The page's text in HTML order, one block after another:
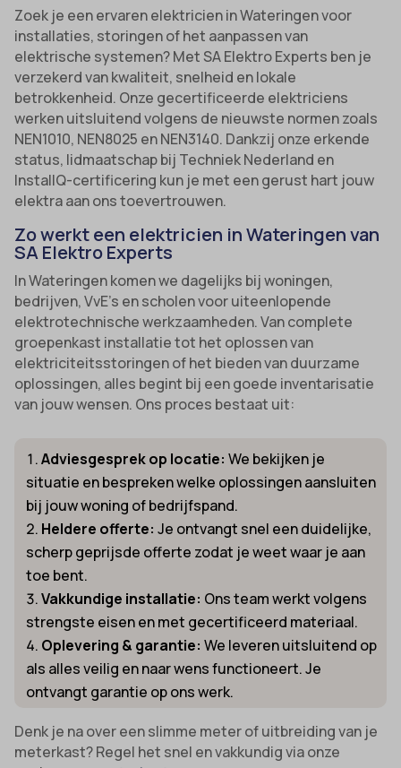
Zoek je een ervaren elektricien in Wateringen voor
installaties, storingen of het aanpassen van
elektrische systemen? Met SA Elektro Experts ben je
verzekerd van kwaliteit, snelheid en lokale
betrokkenheid. Onze gecertificeerde elektriciens
werken uitsluitend volgens de nieuwste normen zoals
NEN1010, NEN8025 en NEN3140. Dankzij onze erkende
status, lidmaatschap bij Techniek Nederland en
InstallQ-certificering kun je met een gerust hart jouw
elektra aan ons toevertrouwen.
Zo werkt een elektricien in Wateringen van
SA Elektro Experts
In Wateringen komen we dagelijks bij woningen,
bedrijven, VvE’s en scholen voor uiteenlopende
elektrotechnische werkzaamheden. Van complete
groepenkast installatie tot het oplossen van
elektriciteitsstoringen of het bieden van duurzame
oplossingen, alles begint bij een goede inventarisatie
van jouw wensen. Ons proces bestaat uit:
Adviesgesprek op locatie: We bekijken je
situatie en bespreken welke oplossingen aansluiten
bij jouw woning of bedrijfspand.
Heldere offerte: Je ontvangt snel een duidelijke,
scherp geprijsde offerte zodat je weet waar je aan
toe bent.
Vakkundige installatie: Ons team werkt volgens
strengste eisen en met gecertificeerd materiaal.
Oplevering & garantie: We leveren uitsluitend op
als alles veilig en naar wens functioneert. Je
ontvangt garantie op ons werk.
Denk je na over een slimme meter of uitbreiding van je
meterkast? Regel het snel en vakkundig via onze